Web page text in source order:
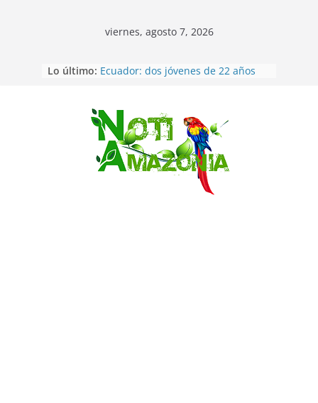
Saltar
viernes, agosto 7, 2026
Lo último: Ecuador: dos jóvenes de 22 años
Sentencian a 34 años de prisión a
implicados en caso de Alison,
oriunda de Tena
Vozinha, el arquero sensación de
cabo Verde, ya llegó para
incorporarse a Colo Colo de Chile
Pastaza: la parroquia Diez de